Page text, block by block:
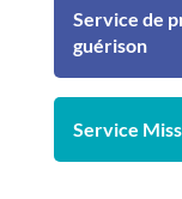
Service de
guérison
Service